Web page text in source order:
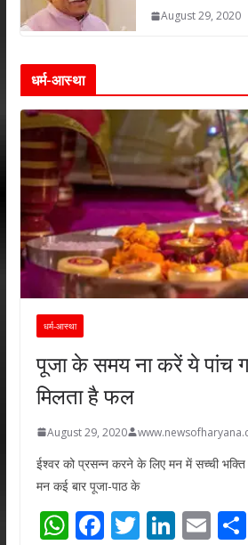
August 29, 2020
धर्म-आस्था
धर्म-आस्था
पूजा के समय ना करें ये पांच
मिलता है फल
August 29, 2020
ईश्वर को प्रसन्न करने के लिए मन में सच्ची भक्ति
मन कई बार पूजा-पाठ के
W F T Li E S